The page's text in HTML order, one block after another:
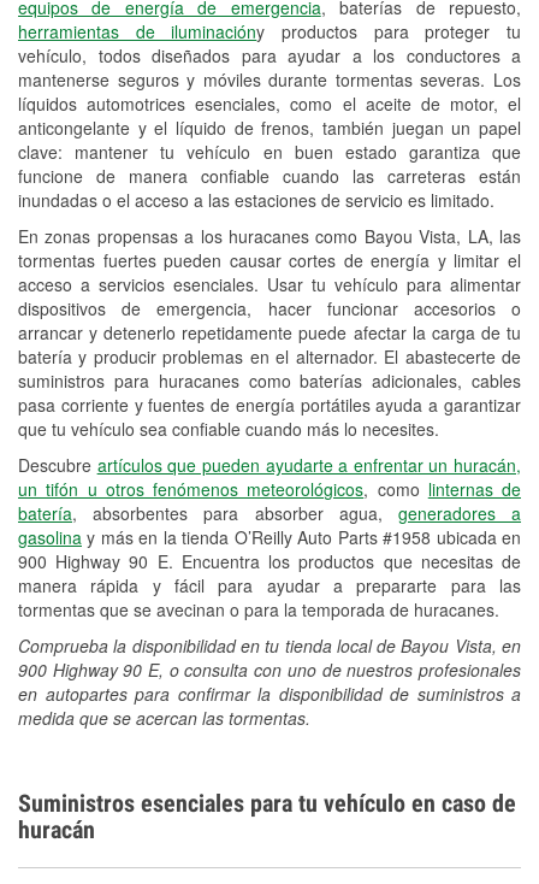
equipos de energía de emergencia, baterías de repuesto,
herramientas de iluminacióny productos para proteger tu
vehículo, todos diseñados para ayudar a los conductores a
mantenerse seguros y móviles durante tormentas severas. Los
líquidos automotrices esenciales, como el aceite de motor, el
anticongelante y el líquido de frenos, también juegan un papel
clave: mantener tu vehículo en buen estado garantiza que
funcione de manera confiable cuando las carreteras están
inundadas o el acceso a las estaciones de servicio es limitado.
En zonas propensas a los huracanes como Bayou Vista, LA, las
tormentas fuertes pueden causar cortes de energía y limitar el
acceso a servicios esenciales. Usar tu vehículo para alimentar
dispositivos de emergencia, hacer funcionar accesorios o
arrancar y detenerlo repetidamente puede afectar la carga de tu
batería y producir problemas en el alternador. El abastecerte de
suministros para huracanes como baterías adicionales, cables
pasa corriente y fuentes de energía portátiles ayuda a garantizar
que tu vehículo sea confiable cuando más lo necesites.
Descubre artículos que pueden ayudarte a enfrentar un huracán,
un tifón u otros fenómenos meteorológicos, como linternas de
batería, absorbentes para absorber agua, generadores a
gasolina y más en la tienda O’Reilly Auto Parts #1958 ubicada en
900 Highway 90 E. Encuentra los productos que necesitas de
manera rápida y fácil para ayudar a prepararte para las
tormentas que se avecinan o para la temporada de huracanes.
Comprueba la disponibilidad en tu tienda local de Bayou Vista, en
900 Highway 90 E, o consulta con uno de nuestros profesionales
en autopartes para confirmar la disponibilidad de suministros a
medida que se acercan las tormentas.
Instalación de bombillas de faros
Instalación de limpiaparabrisas
Programa de Préstamo de
Herramientas
Rectificación de tambores y discos de
freno
Hurricane Supplies
Tornado Supplies
Conoce más
Suministros esenciales para tu vehículo en caso de
huracán